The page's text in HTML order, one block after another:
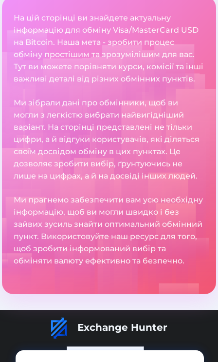
На цій сторінці ви знайдете актуальну
інформацію для обміну Visa/MasterCard USD
на Bitcoin. Наша мета - зробити процес
обміну простішим та зрозумілішим для вас.
Тут ви можете порівняти курси, комісії та інші
важливі деталі від різних обмінних пунктів.
Ми зібрали дані про обмінники, щоб ви
могли з легкістю вибрати найвигідніший
варіант. На сторінці представлені не тільки
цифри, а й відгуки користувачів, які діляться
своїм досвідом обміну в цих пунктах. Це
дозволяє зробити вибір, ґрунтуючись не
лише на цифрах, а й на досвіді інших людей.
Ми прагнемо забезпечити вам усю необхідну
інформацію, щоб ви могли швидко і без
зайвих зусиль знайти оптимальний обмінний
пункт. Використовуйте наш ресурс для того,
щоб зробити інформований вибір та
обміняти валюту ефективно та безпечно.
Exchange Hunter